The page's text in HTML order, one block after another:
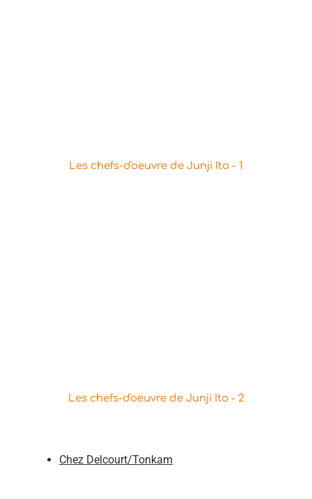
Les chefs-d'oeuvre de Junji Ito - 1
Les chefs-d'oeuvre de Junji Ito - 2
Chez Delcourt/Tonkam